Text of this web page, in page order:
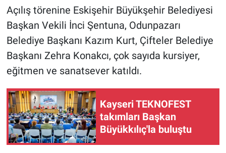
Açılış törenine Eskişehir Büyükşehir Belediyesi
Başkan Vekili İnci Şentuna, Odunpazarı
Belediye Başkanı Kazım Kurt, Çifteler Belediye
Başkanı Zehra Konakcı, çok sayıda kursiyer,
eğitmen ve sanatsever katıldı.
Kayseri TEKNOFEST
takımları Başkan
Büyükkılıç'la buluştu